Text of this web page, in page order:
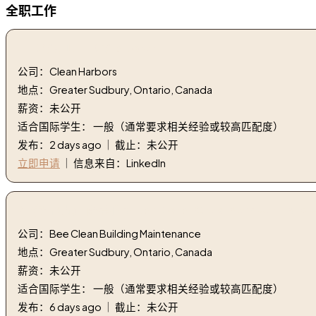
全职工作
公司：Clean Harbors
地点：Greater Sudbury, Ontario, Canada
薪资：未公开
适合国际学生： 一般（通常要求相关经验或较高匹配度）
发布：2 days ago ｜ 截止：未公开
立即申请 ｜ 信息来自：LinkedIn
公司：Bee Clean Building Maintenance
地点：Greater Sudbury, Ontario, Canada
薪资：未公开
适合国际学生： 一般（通常要求相关经验或较高匹配度）
发布：6 days ago ｜ 截止：未公开